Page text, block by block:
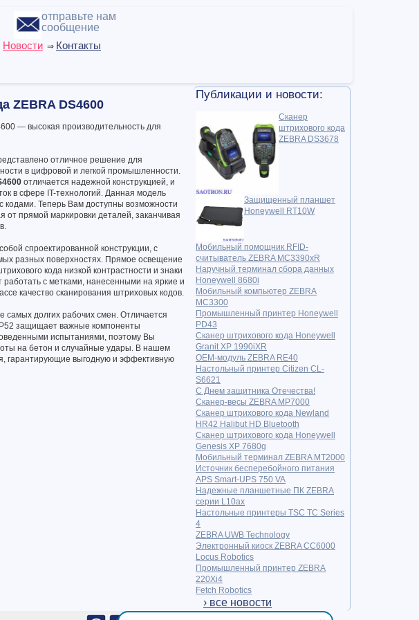
отправьте нам
сообщение
Новости ⇒ Контакты
Публикации и новости:
Сканер
штрихового кода
ZEBRA DS3678
Защищенный планшет
Honeywell RT10W
Мобильный помощник RFID-
считыватель ZEBRA MC3390xR
Наручный терминал сбора данных
Honeywell 8680i
Мобильный компьютер ZEBRA
MC3300
Промышленный принтер Honeywell
PD43
Сканер штрихового кода Honeywell
Granit XP 1990iXR
OEM-модуль ZEBRA RE40
Настольный принтер Citizen CL-
S6621
С Днем защитника Отечества!
Сканер-весы ZEBRA MP7000
Сканер штрихового кода Newland
HR42 Halibut HD Bluetooth
Сканер штрихового кода Honeywell
Genesis XP 7680g
Мобильный терминал ZEBRA MT2000
Источник бесперебойного питания
APS Smart-UPS 750 VA
Надежные планшетные ПК ZEBRA
серии L10ax
Настольные принтеры TSC TC Series
4
ZEBRA UWB Technology
Электронный киоск ZEBRA CC6000
Locus Robotics
Промышленный принтер ZEBRA
220Xi4
Fetch Robotics
› все новости
ZEBRA DS4600
— высокая производительность для
отличное решение для
в цифровой и легкой промышленности.
отличается надежной конструкцией, и
в сфере IT-технологий. Данная модель
кодами. Теперь Вам доступны возможности
прямой маркировки деталей, заканчивая
спроектированной конструкции, с
разных поверхностях. Прямое освещение
кода низкой контрастности и знаки
с метками, нанесенными на яркие и
качество сканирования штриховых кодов.
самых долгих рабочих смен. Отличается
защищает важные компоненты
испытаниями, поэтому Вы
на бетон и случайные удары. В нашем
гарантирующие выгодную и эффективную